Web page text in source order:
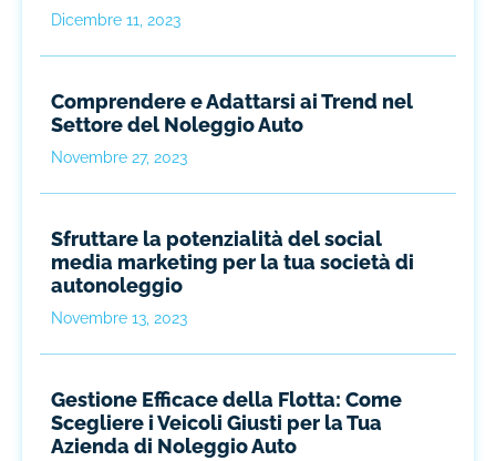
Dicembre 11, 2023
Comprendere e Adattarsi ai Trend nel
Settore del Noleggio Auto
Novembre 27, 2023
Sfruttare la potenzialità del social
media marketing per la tua società di
autonoleggio
Novembre 13, 2023
Gestione Efficace della Flotta: Come
Scegliere i Veicoli Giusti per la Tua
Azienda di Noleggio Auto